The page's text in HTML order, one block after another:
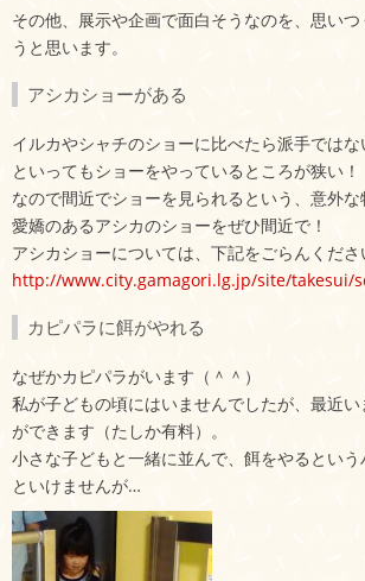
その他、展示や企画で面白そうなのを、思い
うと思います。
アシカショーがある
イルカやシャチのショーに比べたら派手では
といってもショーをやっているところが狭い！
なので間近でショーを見られるという、意外な
愛嬌のあるアシカのショーをぜひ間近で！
アシカショーについては、下記をごらんくださ
http://www.city.gamagori.lg.jp/site/takesui/
カピパラに餌がやれる
なぜかカピパラがいます（＾＾）
私が子どもの頃にはいませんでしたが、最近い
ができます（たしか有料）。
小さな子どもと一緒に並んで、餌をやるとい
といけませんが…